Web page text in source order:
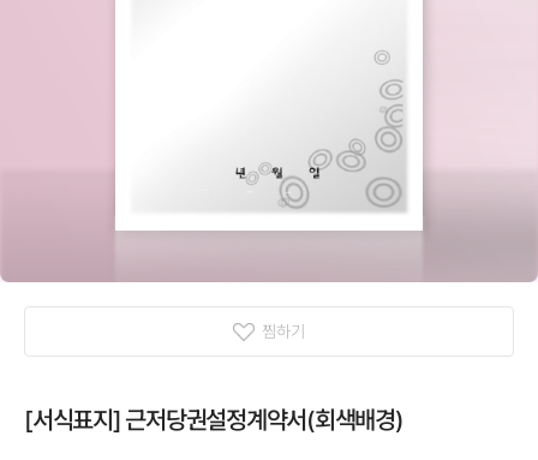
찜하기
[서식표지] 근저당권설정계약서(회색배경)